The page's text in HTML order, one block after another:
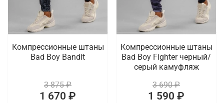
Компрессионные штаны
Bad Boy Bandit
3 875 ₽
1 670 ₽
Компрессионные штаны
Bad Boy Fighter черный/
серый камуфляж
3 690 ₽
1 590 ₽